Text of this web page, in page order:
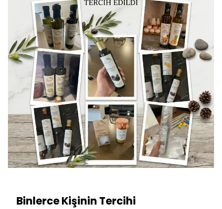
Binlerce Kişinin Tercihi